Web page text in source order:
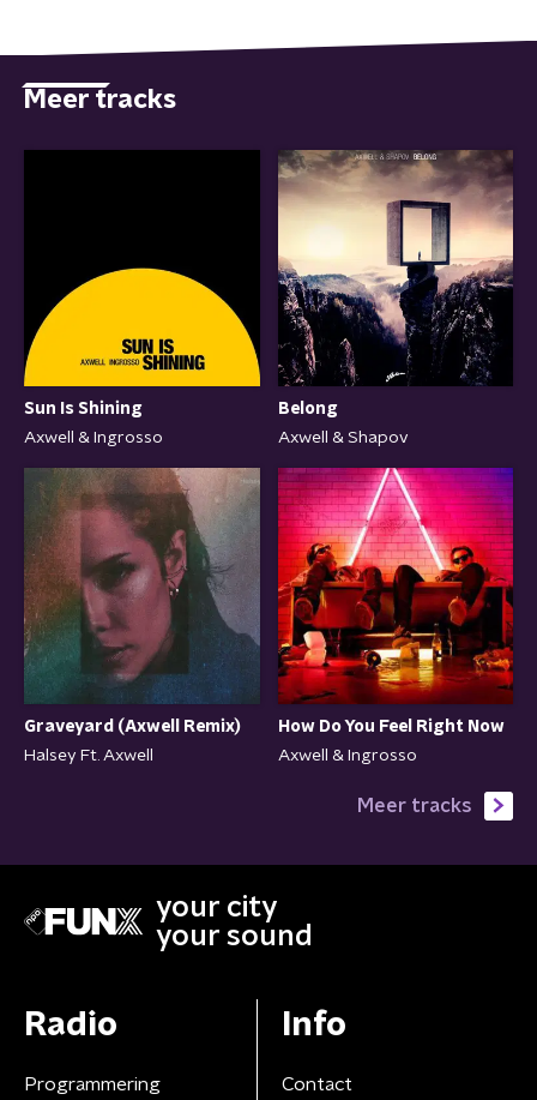
Meer tracks
Sun Is Shining
Axwell & Ingrosso
Belong
Axwell & Shapov
Graveyard (Axwell Remix)
Halsey Ft. Axwell
How Do You Feel Right Now
Axwell & Ingrosso
Meer tracks
your city
your sound
Radio
Programmering
Info
Contact